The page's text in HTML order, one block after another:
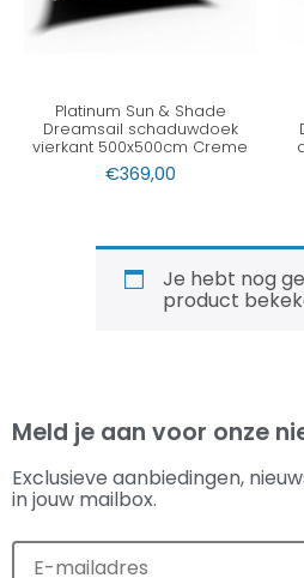
Platinum Sun & Shade
Dreamsail schaduwdoek
vierkant 500x500cm Creme
€369,00
Je hebt nog
product
Meld je aan voor onze
Exclusieve aanbiedingen,
in jouw mailbox.